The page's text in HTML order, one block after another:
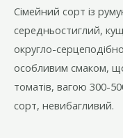
Сімейний сорт із
середньостиглий,
округло-
особливим смаком,
томатів, вагою 300-
сорт, невибагливий.